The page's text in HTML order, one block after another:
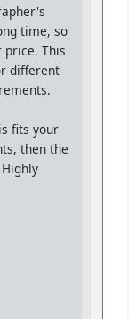
time, so
price. This
different
fits your
then the